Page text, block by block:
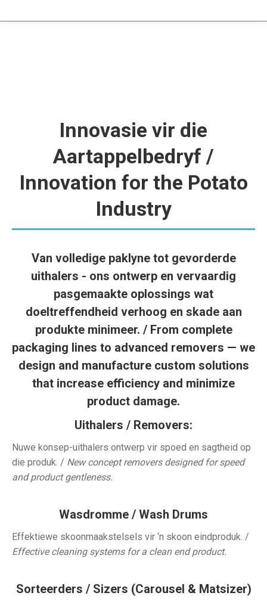
Innovasie vir die
Aartappelbedryf /
Innovation for the Potato
Industry
Van volledige paklyne tot gevorderde
uithalers - ons ontwerp en vervaardig
pasgemaakte oplossings wat
doeltreffendheid verhoog en skade aan
produkte minimeer. / From complete
packaging lines to advanced removers — we
design and manufacture custom solutions
that increase efficiency and minimize
product damage.
Uithalers / Removers:
Nuwe konsep-uithalers ontwerp vir spoed en sagtheid op
die produk. / New concept removers designed for speed
and product gentleness.
Wasdromme / Wash Drums
Effektiewe skoonmaakstelsels vir ‘n skoon eindproduk. /
Effective cleaning systems for a clean end product.
Sorteerders / Sizers (Carousel & Matsizer)